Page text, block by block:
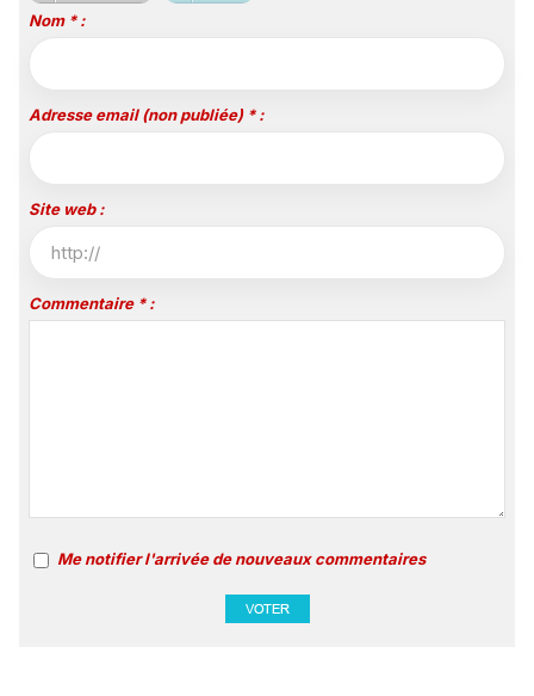
Nom * :
Adresse email (non publiée) * :
Site web :
Commentaire * :
Me notifier l'arrivée de nouveaux commentaires